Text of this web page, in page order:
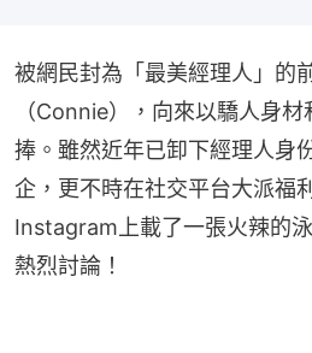
被網民封為「最美經理人」的
（Connie），向來以驕人身
捧。雖然近年已卸下經理人身
企，更不時在社交平台大派福
Instagram上載了一張火辣的
熱烈討論！